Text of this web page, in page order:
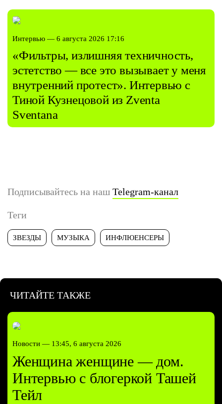
Интервью — 6 августа 2026 17:16
«Фильтры, излишняя техничность,
эстетство — все это вызывает у меня
внутренний протест». Интервью с
Тиной Кузнецовой из Zventa
Sventana
Подписывайтесь на наш Telegram-канал
Теги
ЗВЕЗДЫ МУЗЫКА ИНФЛЮЕНСЕРЫ
ЧИТАЙТЕ ТАКЖЕ
Новости — 13:45, 6 августа 2026
Женщина женщине — дом.
Интервью с блогеркой Ташей
Тейл